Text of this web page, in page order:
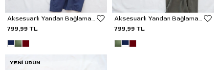
Aksesuarlı Yandan Bağlama Pantolon
799,99 TL
Aksesuarlı Yandan Bağlama Pantolon
799,99 TL
YENI ÜRÜN